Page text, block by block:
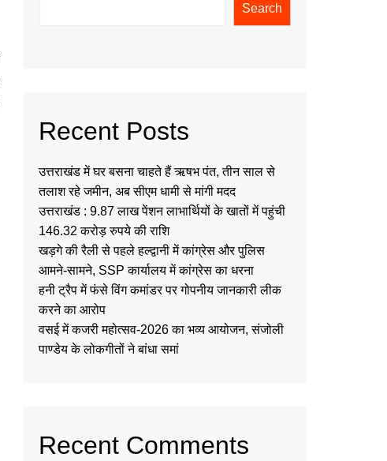
Search
Recent Posts
उत्तराखंड में घर बसना चाहते हैं ऋषभ पंत, तीन साल से
तलाश रहे जमीन, अब सीएम धामी से मांगी मदद
उत्तराखंड : 9.87 लाख पेंशन लाभार्थियों के खातों में पहुंची
146.32 करोड़ रुपये की राशि
खड़गे की रैली से पहले हल्द्वानी में कांग्रेस और पुलिस
आमने-सामने, SSP कार्यालय में कांग्रेस का धरना
हनी ट्रैप में फंसे विंग कमांडर पर गोपनीय जानकारी लीक
करने का आरोप
वसई में कजरी महोत्सव-2026 का भव्य आयोजन, संजोली
पाण्डेय के लोकगीतों ने बांधा समां
Recent Comments